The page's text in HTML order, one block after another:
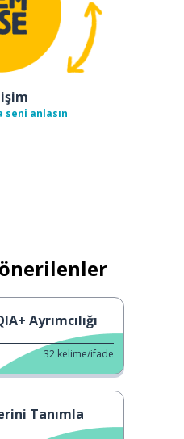
seni anlasın
Ayrımcılığı
32 kelime/ifade
Tanımla